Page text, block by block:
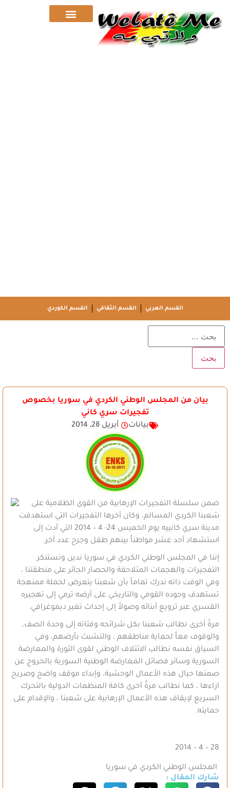
القسم العربي القسم الثقافي القسم الكوردي
بيان من المجلس الوطني الكردي في سوريا بخصوص
تفجيرات سري كاني
بيانات
أبريل 28, 2014
ضمن سلسلة التفجيرات الإرهابية من القوى الظلامية على
شعبنا الكردي المسالم، وكان آخرها التفجيرات التي استهدفت
مدينة سري كانييه يوم الخميس 24- 4 – 2014 التي أدت إلى
استشهاد أحد عشر مواطناً بينهم طفل وجرح عدد آخر.
إننا في المجلس الوطني الكردي في سوريا ندين ونستنكر
التفجيرات والهجمات المتلاحقة والحصار الجائر على منطقتنا ،
وفي الوقت ذاته ندرك تماماً بأن شعبنا يتعرض لحملة ممنهجة
تستهدف وجوده القومي والتاريخي على أرضه ترمي إلى تهجيره
القسري عبر ترويع أبنائه وصولاً إلى إحداث تغير ديموغرافي.
مرةً أخرى نطالب شعبنا بكل شرائحه وفئاته إلى وحدة الصف،
والوقوف معاً لحماية مناطقهم ، والتشبث بأرضهم، وفي
السياق نفسه نطالب الائتلاف الوطني لقوى الثورة والمعارضة
السورية وسائر فصائل المعارضة الوطنية السورية بالخروج عن
صمتها حيال هذه الأعمال الوحشية، وإبداء موقف واضح وصريح
ازاءها ، كما نطالب مرةً أخرى كافة المنظمات الدولية بالتحرك
السريع لإيقاف هذه الأعمال الإرهابية على شعبنا ، والإقدام على
حمايته.
28
– 4 –
المجلس الوطني الكردي في سوريا
شارك المقال :